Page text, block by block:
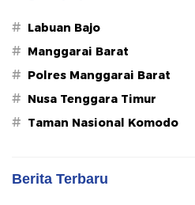
# Labuan Bajo
# Manggarai Barat
# Polres Manggarai Barat
# Nusa Tenggara Timur
# Taman Nasional Komodo
Berita Terbaru